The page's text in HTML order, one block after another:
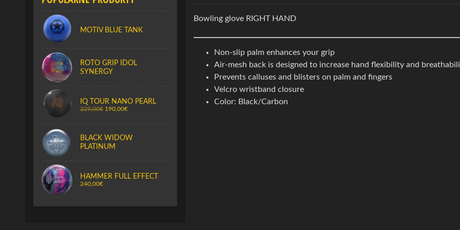
MOTIV BLUE TANK
ROTO GRIP IDOL
SYNERGY
IQ TOUR NANO PEARL
229,00€ 190,00€
BLACK WIDOW
PLATINUM
HAMMER FULL EFFECT
240,00€
Bowling glove RIGHT HAND
Non-slip palm enhances your grip
Air-mesh back is designed to increase hand flexibility and
Prevents calluses and blisters on palm and fingers
Velcro wristband closure
Color: Black/Carbon